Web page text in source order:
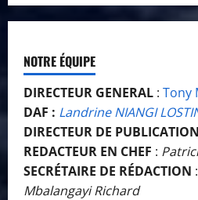
NOTRE ÉQUIPE
DIRECTEUR GENERAL : Tony
DAF : Landrine NIANGI
DIRECTEUR DE
REDACTEUR EN CHEF :
SECRÉTAIRE DE RÉDACTION :
Mbalangayi Richard